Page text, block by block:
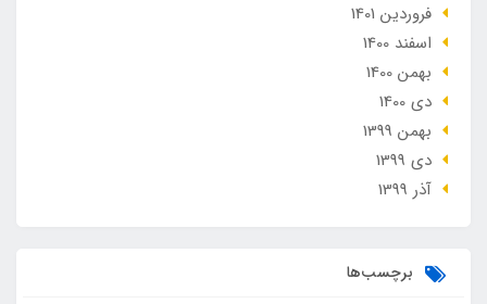
فروردین 1401
اسفند 1400
بهمن 1400
دی 1400
بهمن 1399
دی 1399
آذر 1399
برچسب‌ها